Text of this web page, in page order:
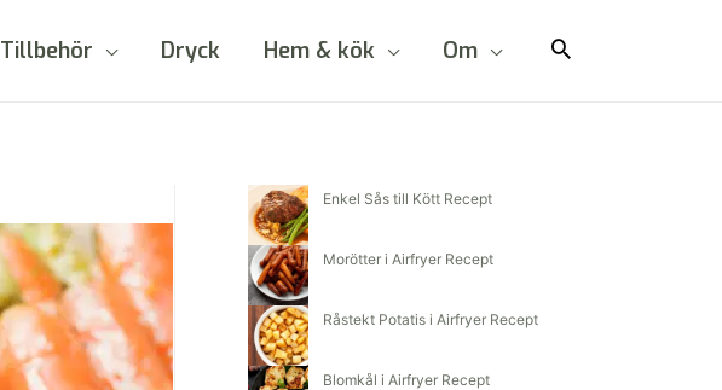
Tillbehör Dryck Hem & kök Om
Enkel Sås till Kött Recept
Morötter i Airfryer Recept
Råstekt Potatis i Airfryer Recept
Blomkål i Airfryer Recept